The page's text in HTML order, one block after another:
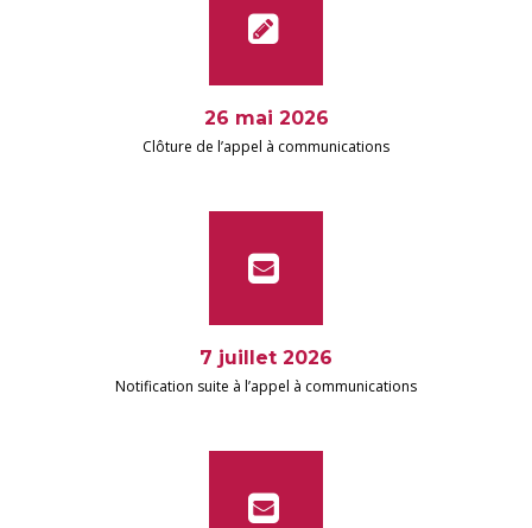
26 mai 2026
Clôture de l’appel à communications
7 juillet 2026
Notification suite à l’appel à communications